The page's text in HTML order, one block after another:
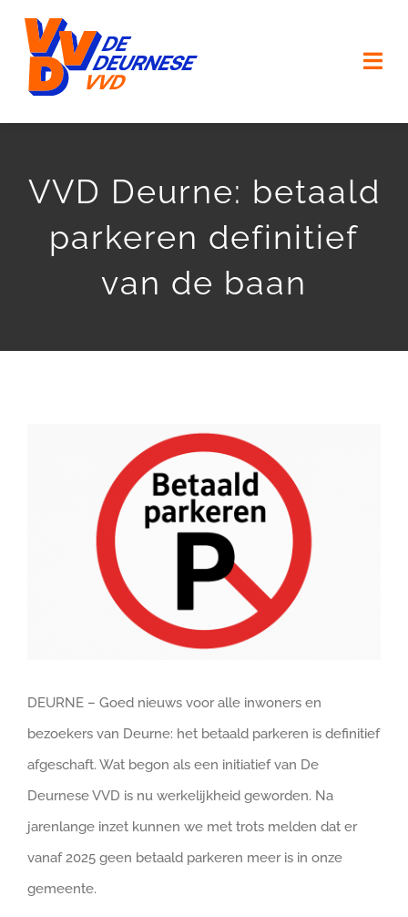
inhoud
VERKIEZINGSPROGRAMMA
ONZE MENSEN
ONZE (KERK) DORPEN
VVD Deurne: betaald
parkeren definitief
van de baan
DEURNE – Goed nieuws voor alle inwoners en
bezoekers van Deurne: het betaald parkeren is definitief
afgeschaft. Wat begon als een initiatief van De
Deurnese VVD is nu werkelijkheid geworden. Na
jarenlange inzet kunnen we met trots melden dat er
vanaf 2025 geen betaald parkeren meer is in onze
gemeente.